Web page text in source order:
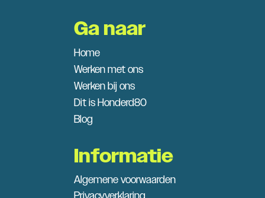
Ga naar
Home
Werken met ons
Werken bij ons
Dit is Honderd80
Blog
Informatie
Algemene voorwaarden